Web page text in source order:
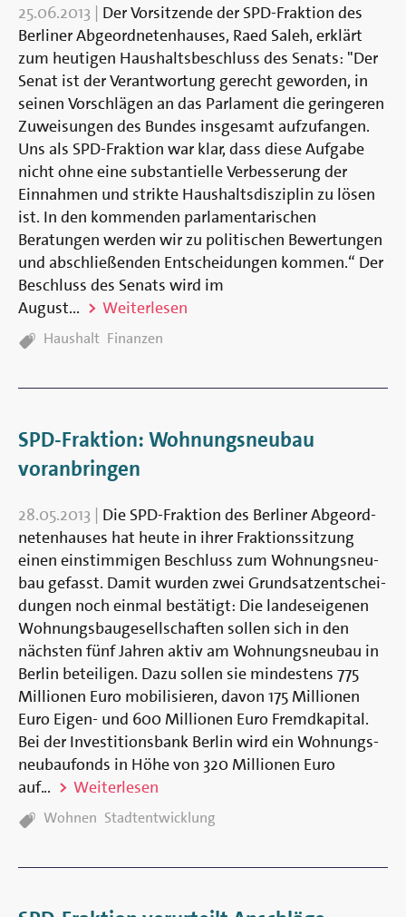
25.06.2013 | Der Vorsitzende der SPD-Fraktion des
Berliner Abgeordnetenhauses, Raed Saleh, erklärt
zum heutigen Haushaltsbeschluss des Senats: "Der
Senat ist der Verantwortung gerecht geworden, in
seinen Vorschlägen an das Parlament die geringeren
Zuweisungen des Bundes insgesamt aufzufangen.
Uns als SPD-Fraktion war klar, dass diese Aufgabe
nicht ohne eine substantielle Verbesserung der
Einnahmen und strikte Haushaltsdisziplin zu lösen
ist. In den kommenden parlamentarischen
Beratungen werden wir zu politischen Bewertungen
und abschließenden Entscheidungen kommen.“ Der
Beschluss des Senats wird im
August...
Weiterlesen
TAGS:
Haushalt Finanzen
SPD-Fraktion: Wohnungsneubau
voranbringen
28.05.2013 | Die SPD-Fraktion des Ber­liner Ab­ge­ord­
neten­hauses hat heute in ihrer Fraktions­sitzung
einen ein­stimmigen Be­schluss zum Wohnungs­neu­
bau ge­fasst. Damit wurden zwei Grund­satz­ent­schei­
dungen noch ein­mal be­stätigt: Die landes­eigenen
Wohnungs­bau­ge­sell­schaften sollen sich in den
nächsten fünf Jahren aktiv am Wohnungs­neu­bau in
Berlin be­teiligen. Dazu sollen sie mindestens 775
Millionen Euro mo­bi­li­sieren, da­von 175 Millionen
Euro Eigen- und 600 Millionen Euro Fremd­kapital.
Bei der In­vestitions­bank Ber­lin wird ein Wohnungs­
neu­bau­fonds in Höhe von 320 Millionen Euro
auf­...
Weiterlesen
TAGS:
Wohnen Stadtentwicklung